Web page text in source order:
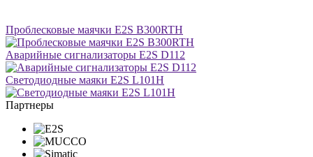
Проблесковые маячки E2S B300RTH
Аварийные сигнализаторы E2S D112
Светодиодные маяки E2S L101H
Партнеры